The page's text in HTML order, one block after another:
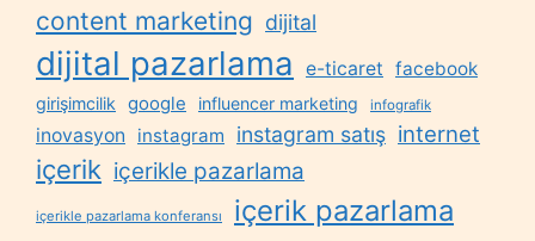
content marketing dijital
dijital pazarlama e-ticaret facebook
girişimcilik google influencer marketing infografik
inovasyon instagram instagram satış internet
içerik içerikle pazarlama
içerikle pazarlama konferansı içerik pazarlama